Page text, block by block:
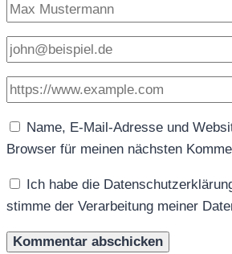
Name, E-Mail-Adresse und
Browser für meinen nächsten
Ich habe die
stimme der Verarbeitung meiner